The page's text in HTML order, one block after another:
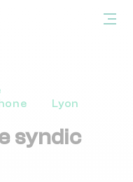
Lyon
syndic